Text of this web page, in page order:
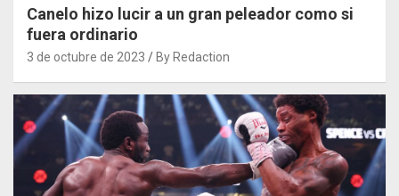
Canelo hizo lucir a un gran peleador como si
fuera ordinario
3 de octubre de 2023 By Redaction